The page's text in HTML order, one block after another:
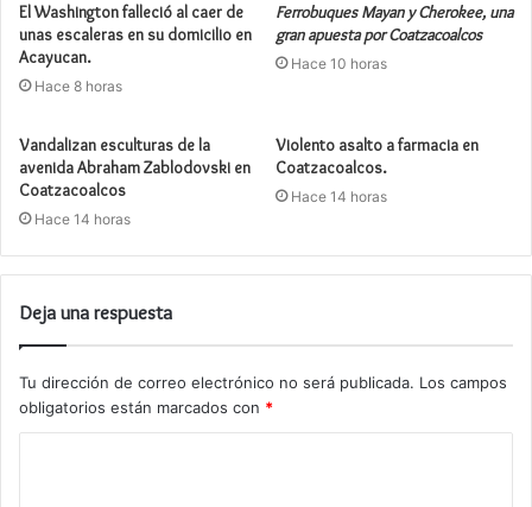
El Washington falleció al caer de
unas escaleras en su domicilio en
Acayucan.
Hace 8 horas
Ferrobuques Mayan y Cherokee, una
gran apuesta por Coatzacoalcos
Hace 10 horas
Vandalizan esculturas de la
avenida Abraham Zablodovski en
Coatzacoalcos
Hace 14 horas
Violento asalto a farmacia en
Coatzacoalcos.
Hace 14 horas
Deja una respuesta
Tu dirección de correo electrónico no será publicada. Los campos
obligatorios están marcados con *